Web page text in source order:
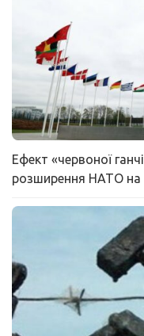
Ефект «червоної
розширення НАТО на